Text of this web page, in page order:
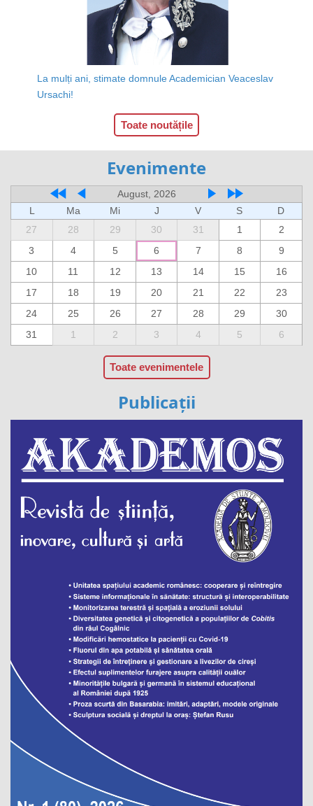
La mulți ani, stimate domnule Academician Veaceslav
Ursachi!
Toate noutățile
Evenimente
August, 2026
L
Ma Mi J V S
D
27
28 29 30 31 1
2
3
4 5 6 7 8
9
10
11 12 13 14 15
16
17
18 19 20 21 22
23
24
25 26 27 28 29
30
31
1 2 3 4 5 6
Toate evenimentele
Publicații